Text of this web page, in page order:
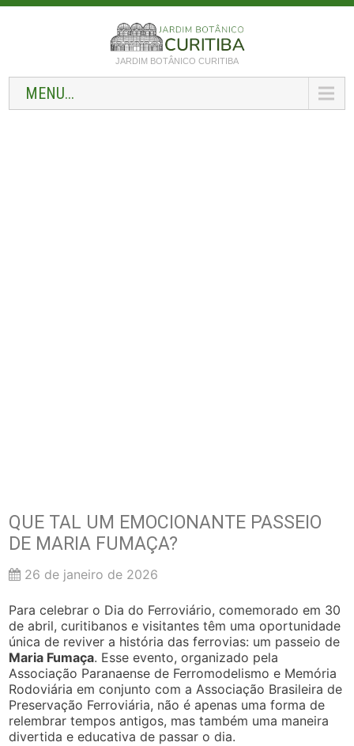
JARDIM BOTÂNICO CURITIBA
MENU...
QUE TAL UM EMOCIONANTE PASSEIO
DE MARIA FUMAÇA?
26 de janeiro de 2026
Para celebrar o Dia do Ferroviário, comemorado em 30
de abril, curitibanos e visitantes têm uma oportunidade
única de reviver a história das ferrovias: um passeio de
Maria Fumaça. Esse evento, organizado pela
Associação Paranaense de Ferromodelismo e Memória
Rodoviária em conjunto com a Associação Brasileira de
Preservação Ferroviária, não é apenas uma forma de
relembrar tempos antigos, mas também uma maneira
divertida e educativa de passar o dia.